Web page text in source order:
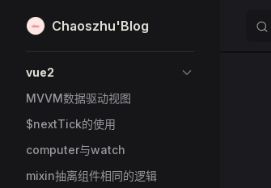
Skip to content
Chaoszhu'Blog
vue2
MVVM数据驱动视图
$nextTick的使用
computer与watch
mixin抽离组件相同的逻辑